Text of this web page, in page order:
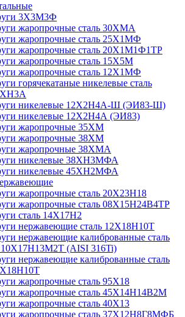
3Х3М3Ф
жаропрочные сталь 30ХМА
жаропрочные сталь 25Х1МФ
жаропрочные сталь 20Х1М1Ф1ТР
жаропрочные сталь 15Х5М
жаропрочные сталь 12Х1МФ
горячекатаные никелевые сталь
никелевые 12Х2Н4А-Ш (ЭИ83-Ш)
никелевые 12Х2Н4А (ЭИ83)
жаропрочные 35ХМ
жаропрочные 38ХМ
жаропрочные 38ХМА
никелевые 38XH3MФА
никелевые 45ХН2МФА
жаропрочные сталь 20Х23Н18
жаропрочные сталь 08Х15Н24В4ТР
сталь 14Х17Н2
нержавеющие сталь 12Х18Н10Т
нержавеющие калиброванные сталь
10Х17Н13М2Т (AISI 316Ti)
нержавеющие калиброванные сталь
жаропрочные сталь 95Х18
жаропрочные сталь 45Х14Н14В2М
жаропрочные сталь 40Х13
жаропрочные сталь 37Х12Н8Г8МФБ